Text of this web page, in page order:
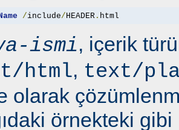
/include/ HEADER. html
ismi, içerik
html, text/
olarak
örnekteki